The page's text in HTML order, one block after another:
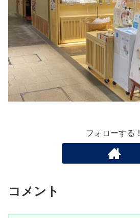
フォローする！
コメント